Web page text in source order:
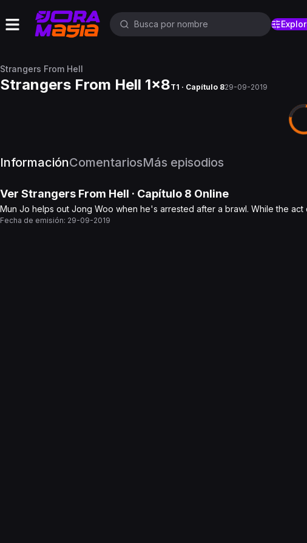
Strangers From Hell
Strangers From Hell 1x8T1 · Capítulo 829-09-2019
InformaciónComentariosMás episodios
Ver Strangers From Hell · Capítulo 8 Online
Mun Jo helps out Jong Woo when he's arrested after a brawl. While the
Fecha de emisión: 29-09-2019